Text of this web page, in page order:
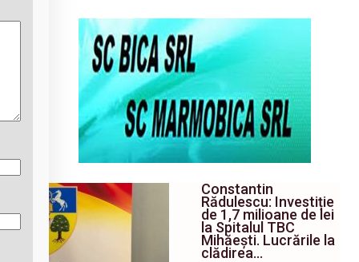
Constantin
Rădulescu: Investiție
de 1,7 milioane de lei
la Spitalul TBC
Mihăești. Lucrările la
clădirea…